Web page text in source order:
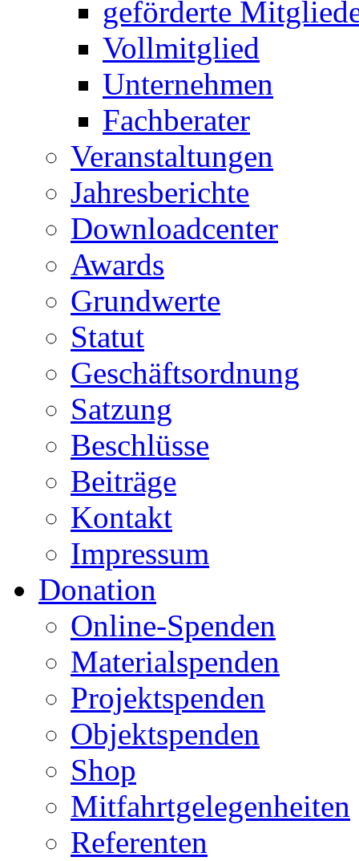
geförderte
Vollmitglied
Unternehmen
Fachberater
Veranstaltungen
Jahresberichte
Downloadcenter
Awards
Grundwerte
Statut
Geschäftsordnung
Satzung
Beschlüsse
Beiträge
Kontakt
Impressum
Donation
Online-Spenden
Materialspenden
Projektspenden
Objektspenden
Shop
Mitfahrtgelegenheiten
Referenten